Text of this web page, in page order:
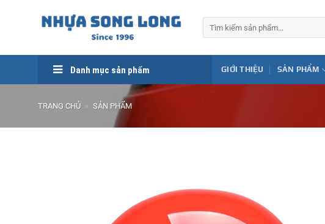
Danh mục sản phẩm GIỚI THIỆU SẢN PHẨM
TRANG CHỦ » SẢN PHẨM